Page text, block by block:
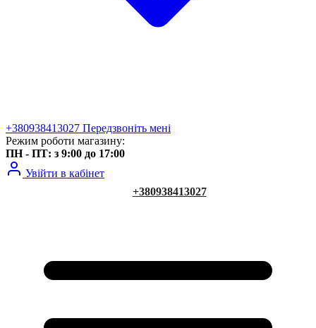
+380938413027 Передзвоніть мені
Режим роботи магазину:
ПН - ПТ: з 9:00 до 17:00
Увійти в кабінет
+380938413027